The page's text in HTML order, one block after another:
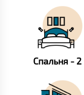
Спальня - 2